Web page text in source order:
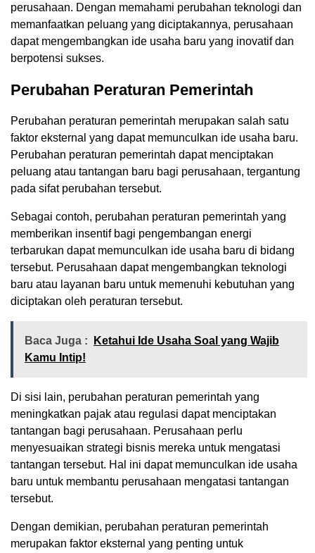
perusahaan. Dengan memahami perubahan teknologi dan
memanfaatkan peluang yang diciptakannya, perusahaan
dapat mengembangkan ide usaha baru yang inovatif dan
berpotensi sukses.
Perubahan Peraturan Pemerintah
Perubahan peraturan pemerintah merupakan salah satu
faktor eksternal yang dapat memunculkan ide usaha baru.
Perubahan peraturan pemerintah dapat menciptakan
peluang atau tantangan baru bagi perusahaan, tergantung
pada sifat perubahan tersebut.
Sebagai contoh, perubahan peraturan pemerintah yang
memberikan insentif bagi pengembangan energi
terbarukan dapat memunculkan ide usaha baru di bidang
tersebut. Perusahaan dapat mengembangkan teknologi
baru atau layanan baru untuk memenuhi kebutuhan yang
diciptakan oleh peraturan tersebut.
Baca Juga :
Ketahui Ide Usaha Soal yang Wajib
Kamu Intip!
Di sisi lain, perubahan peraturan pemerintah yang
meningkatkan pajak atau regulasi dapat menciptakan
tantangan bagi perusahaan. Perusahaan perlu
menyesuaikan strategi bisnis mereka untuk mengatasi
tantangan tersebut. Hal ini dapat memunculkan ide usaha
baru untuk membantu perusahaan mengatasi tantangan
tersebut.
Dengan demikian, perubahan peraturan pemerintah
merupakan faktor eksternal yang penting untuk